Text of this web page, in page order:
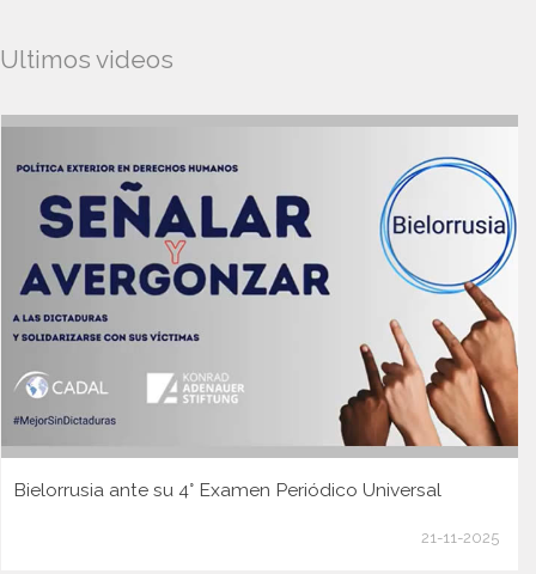
Ultimos videos
Bielorrusia ante su 4° Examen Periódico Universal
21-11-2025